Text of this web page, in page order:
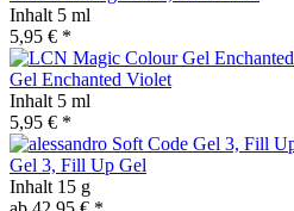
Inhalt 5 ml
5,95 € *
Gel Enchanted Violet
Inhalt 5 ml
5,95 € *
Gel 3, Fill Up Gel
Inhalt 15 g